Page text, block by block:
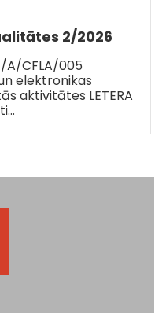
2/2026
A/CFLA/005
elektronikas
aktivitātes LETERA